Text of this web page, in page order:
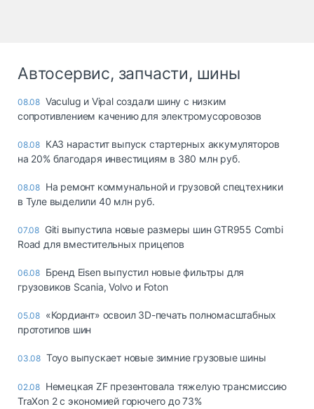
Автосервис, запчасти, шины
08.08 Vaculug и Vipal создали шину с низким
сопротивлением качению для электромусоровозов
08.08 КАЗ нарастит выпуск стартерных аккумуляторов
на 20% благодаря инвестициям в 380 млн руб.
08.08 На ремонт коммунальной и грузовой спецтехники
в Туле выделили 40 млн руб.
07.08 Giti выпустила новые размеры шин GTR955 Combi
Road для вместительных прицепов
06.08 Бренд Eisen выпустил новые фильтры для
грузовиков Scania, Volvo и Foton
05.08 «Кордиант» освоил 3D-печать полномасштабных
прототипов шин
03.08 Toyo выпускает новые зимние грузовые шины
02.08 Немецкая ZF презентовала тяжелую трансмиссию
TraXon 2 с экономией горючего до 73%